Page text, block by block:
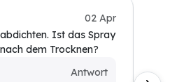
02 Apr
Ist das Spray
dem Trocknen?
Antwort